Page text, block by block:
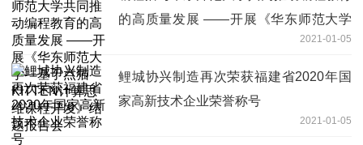
的高质量发展 ——开展《华东师范大学
—基于点猫KITTEN计算思维课程开发》
结题报告会
2021-01-05
鲤城协兴制造再次荣获福建省2020年国
家高新技术企业荣誉称号
2021-01-05